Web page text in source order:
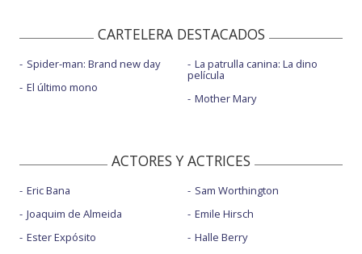
CARTELERA DESTACADOS
Spider-man: Brand new day
El último mono
La patrulla canina: La dino
película
Mother Mary
ACTORES Y ACTRICES
Eric Bana
Joaquim de Almeida
Ester Expósito
Sam Worthington
Emile Hirsch
Halle Berry